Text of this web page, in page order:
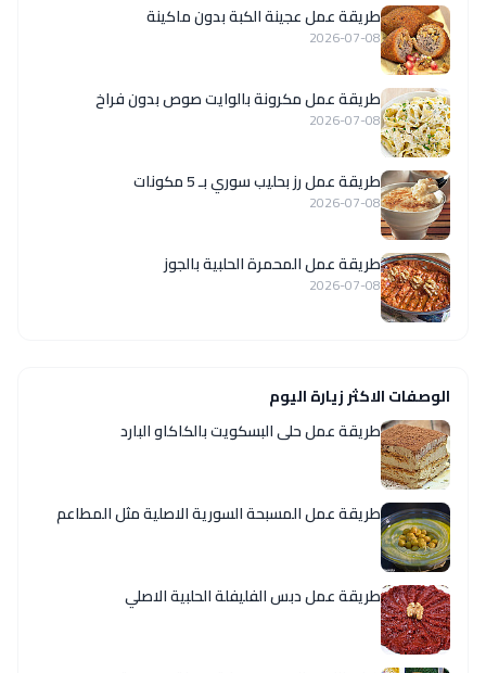
طريقة عمل عجينة الكبة بدون ماكينة
2026-07-08
طريقة عمل مكرونة بالوايت صوص بدون فراخ
2026-07-08
طريقة عمل رز بحليب سوري بـ 5 مكونات
2026-07-08
طريقة عمل المحمرة الحلبية بالجوز
2026-07-08
الوصفات الاكثر زيارة اليوم
طريقة عمل حلى البسكويت بالكاكاو البارد
‏طريقة عمل المسبحة السورية الاصلية مثل المطاعم
طريقة عمل دبس الفليفلة الحلبية الاصلي